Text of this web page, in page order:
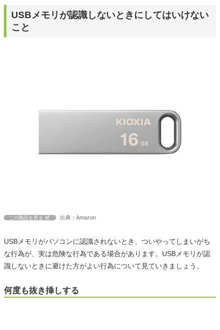
USBメモリが認識しないときにしてはいけない
こと
この商品を見る 出典：Amazon
USBメモリがパソコンに認識されないとき、ついやってしまいがち
な行為が、実は危険な行為である場合があります。USBメモリが認
識しないときに避けた方がよい行為について見ていきましょう。
何度も抜き挿しする